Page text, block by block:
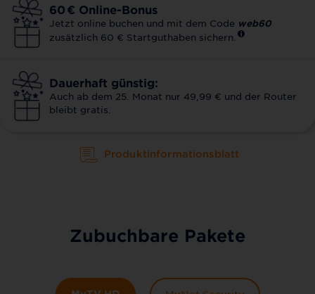
60 € Online-Bonus
Jetzt online buchen und mit dem Code web60
zusätzlich 60 € Startguthaben sichern.
Dauerhaft günstig:
Auch ab dem 25. Monat nur 49,99 € und der Router
bleibt gratis.
Produktinformationsblatt
Zubuchbare Pakete